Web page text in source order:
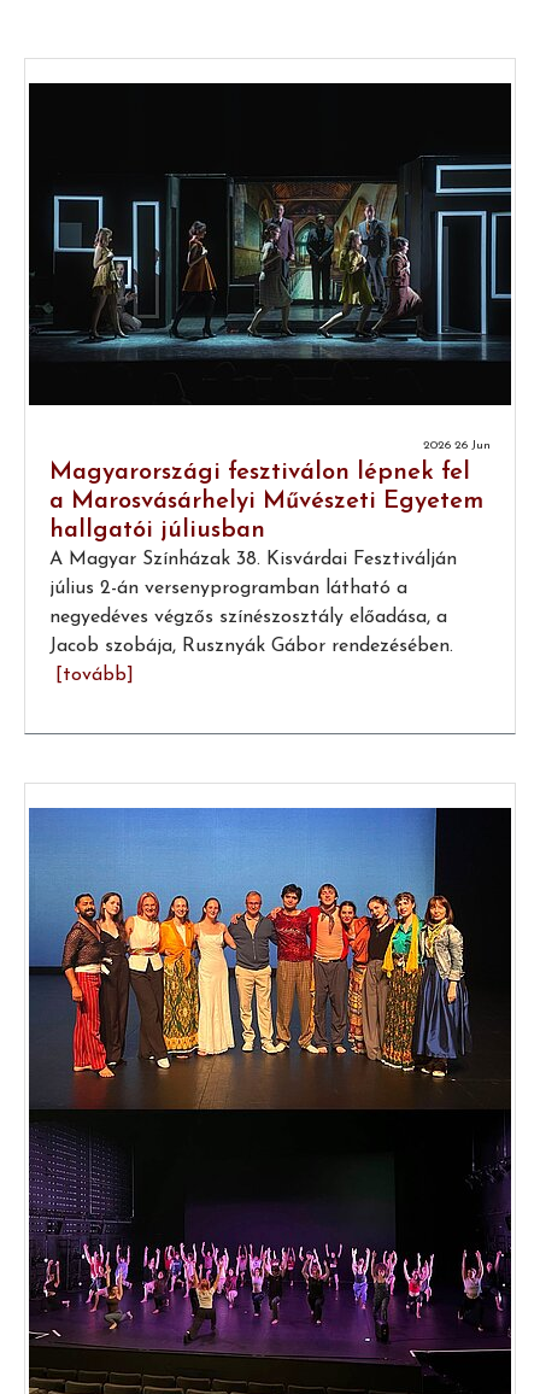
2026 26 Jun
Magyarországi fesztiválon lépnek fel
a Marosvásárhelyi Művészeti Egyetem
hallgatói júliusban
A Magyar Színházak 38. Kisvárdai Fesztiválján
július 2-án versenyprogramban látható a
negyedéves végzős színészosztály előadása, a
Jacob szobája, Rusznyák Gábor rendezésében.
[tovább]